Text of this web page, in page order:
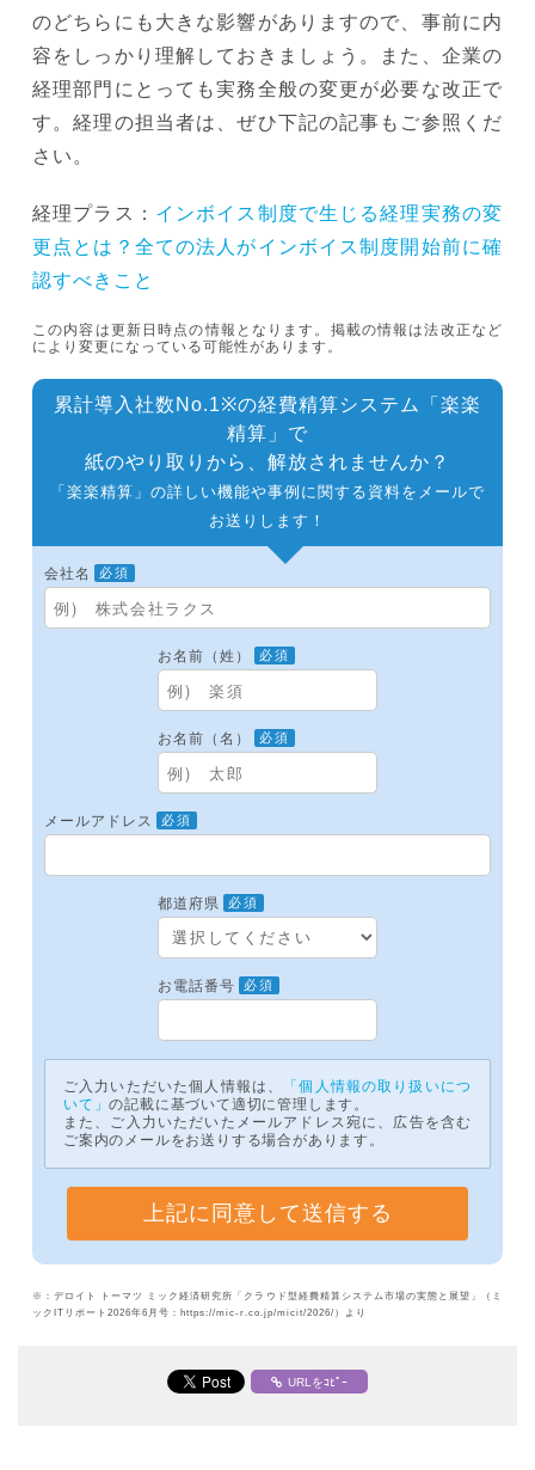
のどちらにも大きな影響がありますので、事前に内
容をしっかり理解しておきましょう。また、企業の
経理部門にとっても実務全般の変更が必要な改正で
す。経理の担当者は、ぜひ下記の記事もご参照くだ
さい。
経理プラス： インボイス制度で生じる経理実務の変
更点とは？全ての法人がインボイス制度開始前に確
認すべきこと
この内容は更新日時点の情報となります。掲載の情報は法改正など
により変更になっている可能性があります。
累計導入社数No.1※の経費精算システム「楽楽
精算」で
紙のやり取りから、解放されませんか？
「楽楽精算」の詳しい機能や事例に関する資料をメールで
お送りします！
会社名 必須
お名前（姓） 必須
お名前（名） 必須
メールアドレス 必須
都道府県 必須
お電話番号 必須
ご入力いただいた個人情報は、
「個人情報の取り扱いにつ
いて」の記載に基づいて適切に管理します。
また、ご入力いただいたメールアドレス宛に、広告を含む
ご案内のメールをお送りする場合があります。
※：デロイト トーマツ ミック経済研究所「クラウド型経費精算システム市場の実態と展望」（ミ
ックITリポート2026年6月号：https://mic-r.co.jp/micit/2026/）より
URLをｺﾋﾟｰ